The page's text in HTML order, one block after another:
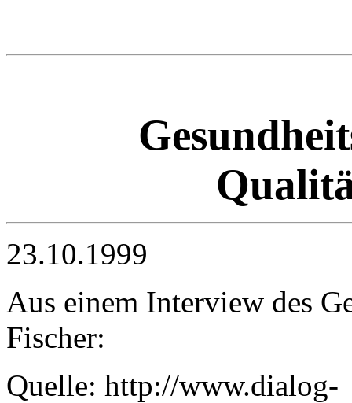
23.10.1999
Aus einem Interview des
Fischer:
Quelle: http://www.dialog-